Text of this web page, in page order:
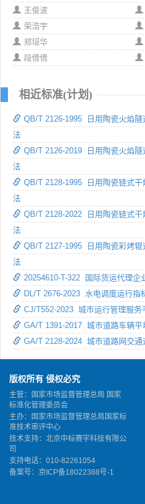
王俊波
荣浩宇
郑培华
段倩倩
相近标准(计划)
QB/T 2126-1995 日用陶瓷火焰
法
QB/T 2126-2019 日用陶瓷火焰
法
QB/T 2128-1995 日用陶瓷链式
法
QB/T 2128-2022 日用陶瓷链式
法
QB/T 2127-1995 日用陶瓷彩烤
法
20254610-T-322 国际货运代理企
DL/T 2676-2023 水电调度运行指
CJ/T552-2023 城市运行管理服务
GA/T 1391-2017 城市道路车辆平
GA/T 2128-2024 城市道路网交通
版权所有 侵权必究
主管：国家市场监督管理总局 国家
标准化管理委员会
主办：国家市场监督管理总局国家标
准技术审评中心
技术支持：北京中标赛宇科技有限公
司
支持电话：010-82261054
备案号： 京ICP备18022388号-1